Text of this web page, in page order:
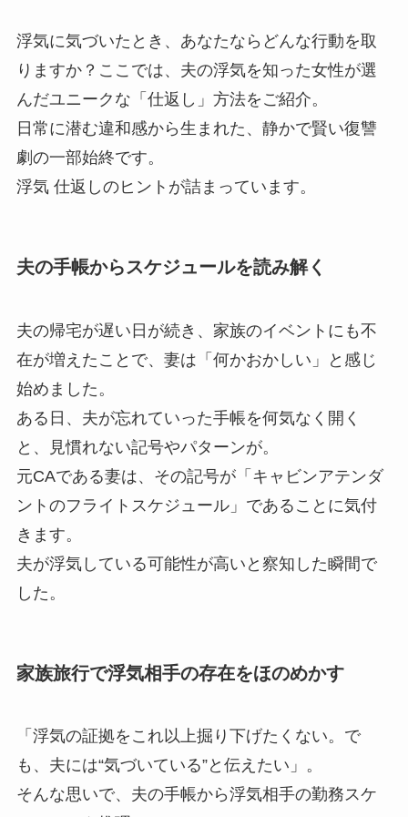
浮気に気づいたとき、あなたならどんな行動を取
りますか？ここでは、夫の浮気を知った女性が選
んだユニークな「仕返し」方法をご紹介。
日常に潜む違和感から生まれた、静かで賢い復讐
劇の一部始終です。
浮気 仕返しのヒントが詰まっています。
夫の手帳からスケジュールを読み解く
夫の帰宅が遅い日が続き、家族のイベントにも不
在が増えたことで、妻は「何かおかしい」と感じ
始めました。
ある日、夫が忘れていった手帳を何気なく開く
と、見慣れない記号やパターンが。
元CAである妻は、その記号が「キャビンアテンダ
ントのフライトスケジュール」であることに気付
きます。
夫が浮気している可能性が高いと察知した瞬間で
した。
家族旅行で浮気相手の存在をほのめかす
「浮気の証拠をこれ以上掘り下げたくない。で
も、夫には“気づいている”と伝えたい」。
そんな思いで、夫の手帳から浮気相手の勤務スケ